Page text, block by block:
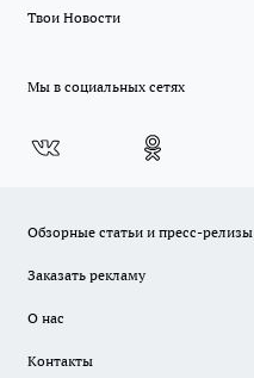
Твои Новости
Мы в социальных сетях
Обзорные статьи и пресс-релизы
Заказать рекламу
О нас
Контакты